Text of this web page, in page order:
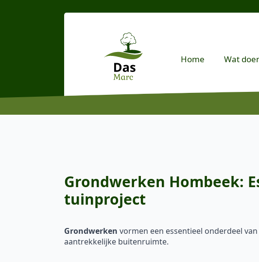
Home Wat
Grondwerken Hombeek:
tuinproject
Grondwerken vormen een essentieel onderdeel
aantrekkelijke buitenruimte.